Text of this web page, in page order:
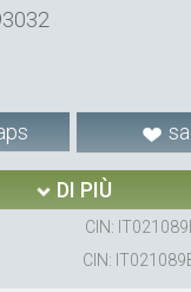
DI PIÙ
CIN:
CIN: